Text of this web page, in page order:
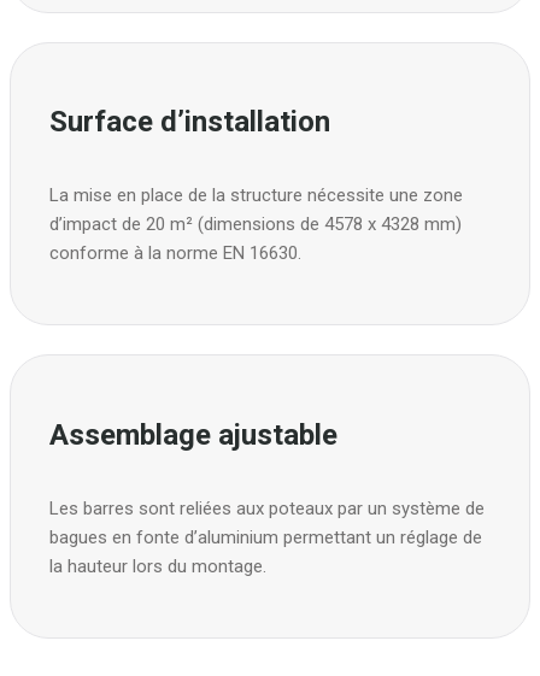
Surface d’installation
La mise en place de la structure nécessite une zone
d’impact de 20 m² (dimensions de 4578 x 4328 mm)
conforme à la norme EN 16630.
Assemblage ajustable
Les barres sont reliées aux poteaux par un système de
bagues en fonte d’aluminium permettant un réglage de
la hauteur lors du montage.